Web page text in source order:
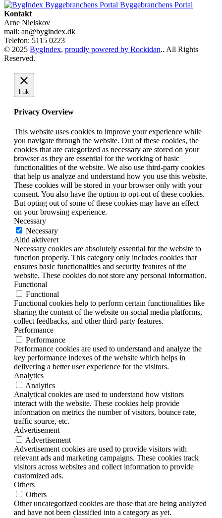
Byggebranchens Portal
Kontakt
Arne Nielskov
mail: an@bygindex.dk
Telefon: 5115 0223
© 2025 BygIndex, proudly powered by Rockidan.. All Rights
Reserved.
Luk
Privacy Overview
This website uses cookies to improve your experience while
you navigate through the website. Out of these cookies, the
cookies that are categorized as necessary are stored on your
browser as they are essential for the working of basic
functionalities of the website. We also use third-party cookies
that help us analyze and understand how you use this website.
These cookies will be stored in your browser only with your
consent. You also have the option to opt-out of these cookies.
But opting out of some of these cookies may have an effect
on your browsing experience.
Necessary
Necessary
Altid aktiveret
Necessary cookies are absolutely essential for the website to
function properly. This category only includes cookies that
ensures basic functionalities and security features of the
website. These cookies do not store any personal information.
Functional
Functional
Functional cookies help to perform certain functionalities like
sharing the content of the website on social media platforms,
collect feedbacks, and other third-party features.
Performance
Performance
Performance cookies are used to understand and analyze the
key performance indexes of the website which helps in
delivering a better user experience for the visitors.
Analytics
Analytics
Analytical cookies are used to understand how visitors
interact with the website. These cookies help provide
information on metrics the number of visitors, bounce rate,
traffic source, etc.
Advertisement
Advertisement
Advertisement cookies are used to provide visitors with
relevant ads and marketing campaigns. These cookies track
visitors across websites and collect information to provide
customized ads.
Others
Others
Other uncategorized cookies are those that are being analyzed
and have not been classified into a category as yet.